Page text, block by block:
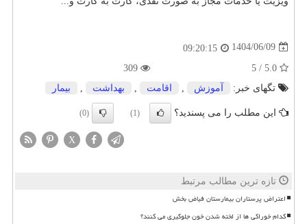
1404/06/09
09:20:15
تگهای خبر:
آموزش اقامت بهداشت بیمار
این مطلب را می پسندید؟ (1)
(0)
X
تازه ترین مطالب مرتبط
اعتراض پرستاران بیمارستان فیاض بخش
کدام خوراکی ها از لخته شدن خون جلوگیری می کنند؟